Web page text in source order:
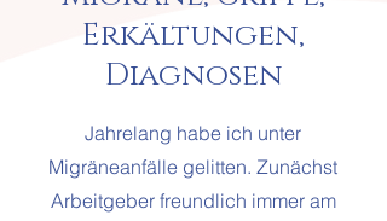
Erkältungen,
Diagnosen
Jahrelang habe ich unter
Migräneanfälle gelitten. Zunächst
Arbeitgeber freundlich immer am